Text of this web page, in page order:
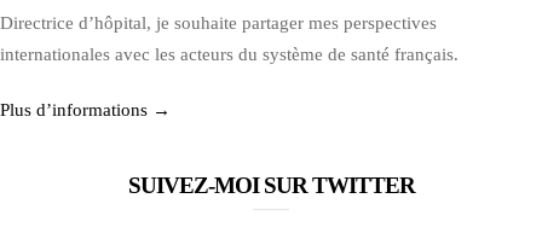
Directrice d’hôpital, je souhaite partager mes perspectives
internationales avec les acteurs du système de santé français.
Plus d’informations →
SUIVEZ-MOI SUR TWITTER